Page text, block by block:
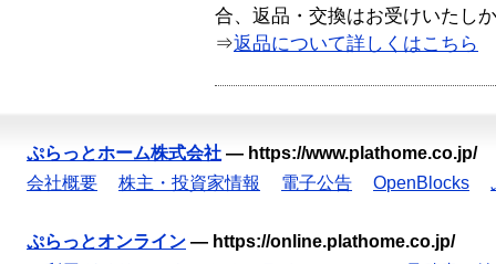
合、返品・交換はお受けいたし
⇒返品について詳しくはこちら
ぷらっとホーム株式会社 — https://www.plathome.co.jp/
会社概要
株主・投資家情報 電子公告 OpenBlocks
ぷらっとオンライン — https://online.plathome.co.jp/